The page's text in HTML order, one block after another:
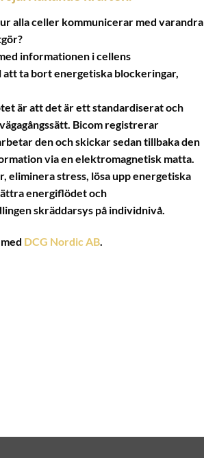
alla celler kommunicerar med varandra
informationen i cellens
ta bort energetiska blockeringar,
är att det är ett standardiserat och
Bicom registrerar
den och skickar sedan tillbaka den
via en elektromagnetisk matta.
eliminera stress, lösa upp energetiska
energiflödet och
skräddarsys på individnivå.
DCG Nordic AB